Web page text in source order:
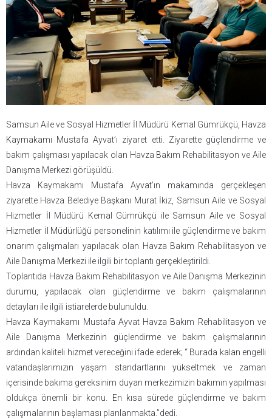
Samsun Aile ve Sosyal Hizmetler İl Müdürü Kemal Gümrükçü, Havza
Kaymakamı Mustafa Ayvat’ı ziyaret etti. Ziyarette güçlendirme ve
bakım çalışması yapılacak olan Havza Bakım Rehabilitasyon ve Aile
Danışma Merkezi görüşüldü.
Havza Kaymakamı Mustafa Ayvat’ın makamında gerçekleşen
ziyarette Havza Belediye Başkanı Murat İkiz, Samsun Aile ve Sosyal
Hizmetler İl Müdürü Kemal Gümrükçü ile Samsun Aile ve Sosyal
Hizmetler İl Müdürlüğü personelinin katılımı ile güçlendirme ve bakım
onarım çalışmaları yapılacak olan Havza Bakım Rehabilitasyon ve
Aile Danışma Merkezi ile ilgili bir toplantı gerçekleştirildi.
Toplantıda Havza Bakım Rehabilitasyon ve Aile Danışma Merkezinin
durumu, yapılacak olan güçlendirme ve bakım çalışmalarının
detayları ile ilgili istiarelerde bulunuldu.
Havza Kaymakamı Mustafa Ayvat Havza Bakım Rehabilitasyon ve
Aile Danışma Merkezinin güçlendirme ve bakım çalışmalarının
ardından kaliteli hizmet vereceğini ifade ederek; “ Burada kalan engelli
vatandaşlarımızın yaşam standartlarını yükseltmek ve zaman
içerisinde bakıma gereksinim duyan merkezimizin bakımın yapılması
oldukça önemli bir konu. En kısa sürede güçlendirme ve bakım
çalışmalarının başlaması planlanmakta.”dedi.